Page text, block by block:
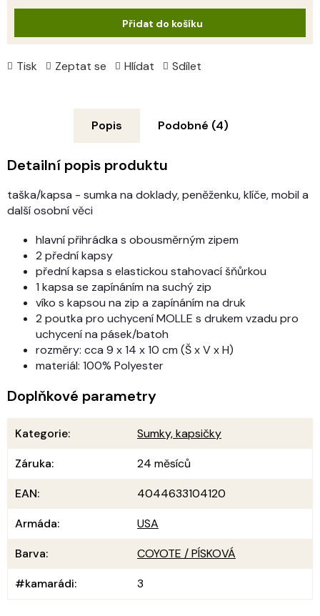
Tisk Zeptat se Hlídat Sdílet
Přidat do košíku
Popis Podobné (4)
Detailní popis produktu
taška/kapsa - sumka na doklady, peněženku, klíče, mobil a
další osobní věci
hlavní přihrádka s obousměrným zipem
2 přední kapsy
přední kapsa s elastickou stahovací šňůrkou
1 kapsa se zapínáním na suchý zip
víko s kapsou na zip a zapínáním na druk
2 poutka pro uchycení MOLLE s drukem vzadu pro
uchycení na pásek/batoh
rozměry: cca 9 x 14 x 10 cm (Š x V x H)
materiál: 100% Polyester
Doplňkové parametry
Kategorie:
Sumky, kapsičky
Záruka:
24 měsíců
EAN:
4044633104120
Armáda:
USA
Barva:
COYOTE / PÍSKOVÁ
#kamarádi: 3